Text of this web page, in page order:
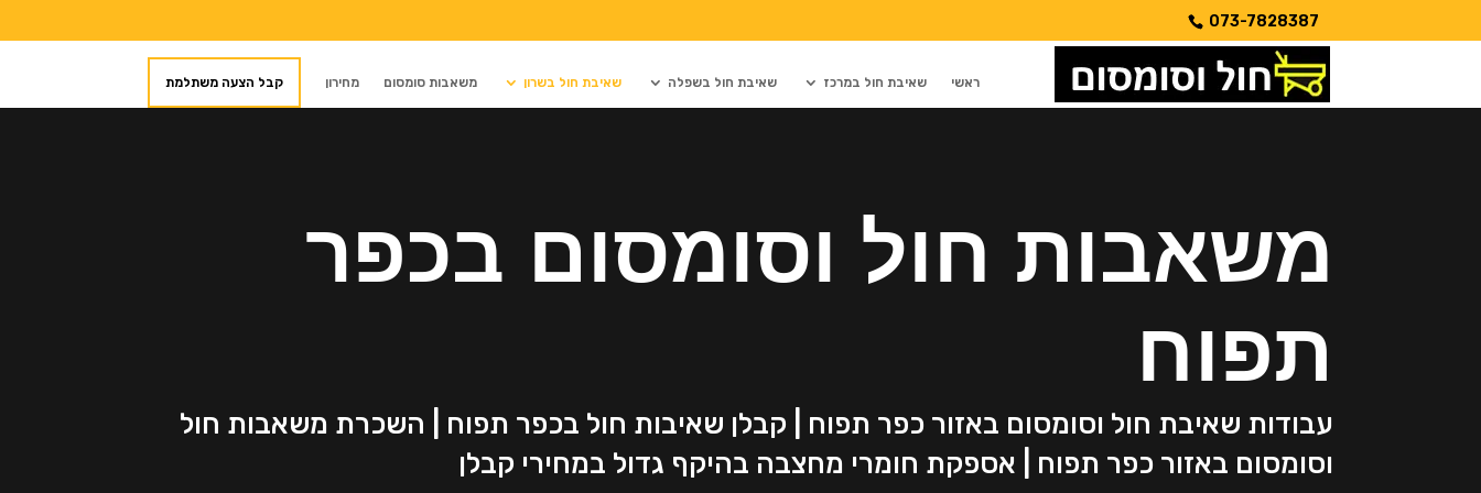
073-7828387
ראשי שאיבת חול במרכז שאיבת חול בשפלה שאיבת חול בשרון משאבות סומסום מחירון קבל הצעה משתלמת
משאבות חול וסומסום בכפר
תפוח
עבודות שאיבת חול וסומסום באזור כפר תפוח | קבלן שאיבות חול בכפר תפוח | השכרת משאבות חול
וסומסום באזור כפר תפוח | אספקת חומרי מחצבה בהיקף גדול במחירי קבלן